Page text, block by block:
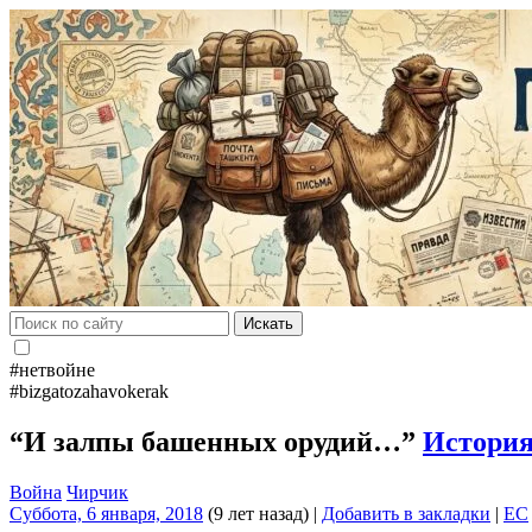
Искать
#нетвойне
#bizgatozahavokerak
“И залпы башенных орудий…”
Война Чирчик
Суббота, 6 января, 2018 (9 лет назад) | Добавить в закладки | EC